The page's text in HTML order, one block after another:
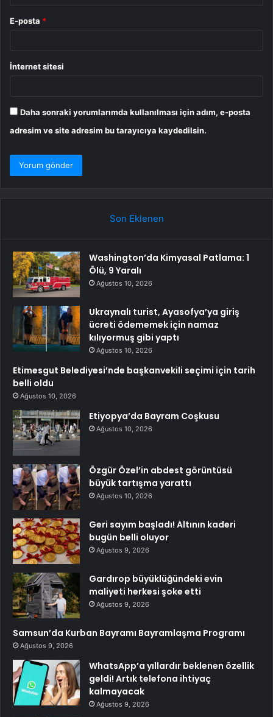
E-posta *
İnternet sitesi
Daha sonraki yorumlarımda kullanılması için adım, e-posta
adresim ve site adresim bu tarayıcıya kaydedilsin.
Son Eklenen
Washington’da Kimyasal Patlama: 1
Ölü, 9 Yaralı
Ağustos 10, 2026
Ukraynalı turist, Ayasofya’ya giriş
ücreti ödememek için namaz
kılıyormuş gibi yaptı
Ağustos 10, 2026
Etimesgut Belediyesi’nde başkanvekili seçimi için tarih
belli oldu
Ağustos 10, 2026
Etiyopya’da Bayram Coşkusu
Ağustos 10, 2026
Özgür Özel’in abdest görüntüsü
büyük tartışma yarattı
Ağustos 10, 2026
Geri sayım başladı! Altının kaderi
bugün belli oluyor
Ağustos 9, 2026
Gardırop büyüklüğündeki evin
maliyeti herkesi şoke etti
Ağustos 9, 2026
Samsun’da Kurban Bayramı Bayramlaşma Programı
Ağustos 9, 2026
WhatsApp’a yıllardır beklenen özellik
geldi! Artık telefona ihtiyaç
kalmayacak
Ağustos 9, 2026